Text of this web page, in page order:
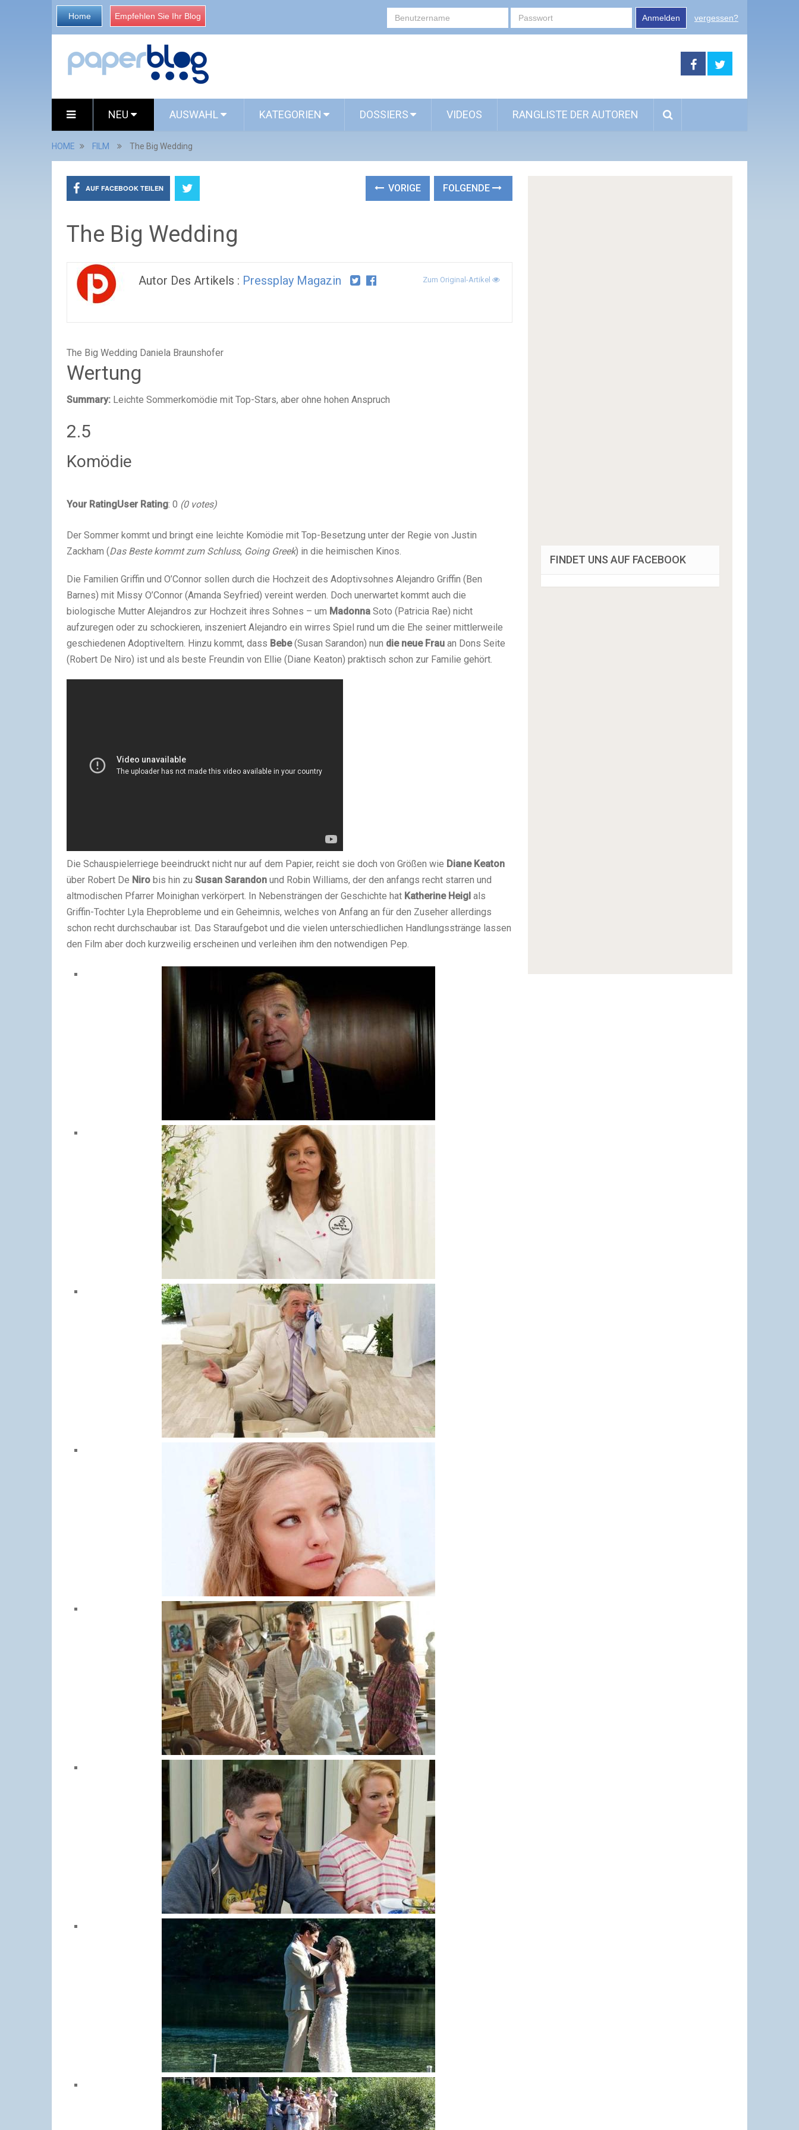
Home Empfehlen Sie Ihr Blog Anmelden vergessen?
NEU AUSWAHL KATEGORIEN DOSSIERS VIDEOS RANGLISTE DER AUTOREN
HOME FILM The Big Wedding
AUF FACEBOOK TEILEN VORIGE FOLGENDE
The Big Wedding
Autor Des Artikels : Pressplay Magazin Zum Original-Artikel
The Big Wedding Daniela Braunshofer
Wertung
Summary: Leichte Sommerkomödie mit Top-Stars, aber ohne hohen Anspruch
2.5
Komödie
Your RatingUser Rating: 0 (0votes)
Der Sommer kommt und bringt eine leichte Komödie mit Top-Besetzung unter der Regie von Justin
Zackham (Das Beste kommt zum Schluss, Going Greek) in die heimischen Kinos.
Die Familien Griffin und O’Connor sollen durch die Hochzeit des Adoptivsohnes Alejandro Griffin (Ben
Barnes) mit Missy O’Connor (Amanda Seyfried) vereint werden. Doch unerwartet kommt auch die
biologische Mutter Alejandros zur Hochzeit ihres Sohnes – um Madonna Soto (Patricia Rae) nicht
aufzuregen oder zu schockieren, inszeniert Alejandro ein wirres Spiel rund um die Ehe seiner mittlerweile
geschiedenen Adoptiveltern. Hinzu kommt, dass Bebe(Susan Sarandon) nun die neue Frau an Dons Seite
(Robert De Niro) ist und als beste Freundin von Ellie (Diane Keaton) praktisch schon zur Familie gehört.
Die Schauspielerriege beeindruckt nicht nur auf dem Papier, reicht sie doch von Größen wie Diane Keaton
über Robert De Niro bis hin zu Susan Sarandon und Robin Williams, der den anfangs recht starren und
altmodischen Pfarrer Moinighan verkörpert. In Nebensträngen der Geschichte hat Katherine Heigl als
Griffin-Tochter Lyla Eheprobleme und ein Geheimnis, welches von Anfang an für den Zuseher allerdings
schon recht durchschaubar ist. Das Staraufgebot und die vielen unterschiedlichen Handlungsstränge lassen
den Film aber doch kurzweilig erscheinen und verleihen ihm den notwendigen Pep.
FINDET UNS AUF FACEBOOK